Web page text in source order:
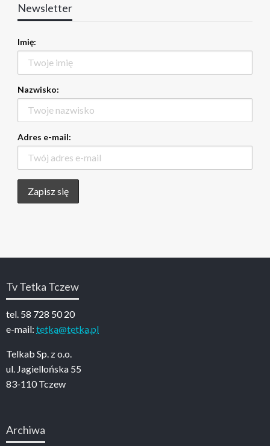
Newsletter
Imię:
Nazwisko:
Adres e-mail:
Tv Tetka Tczew
tel. 58 728 50 20
e-mail: tetka@tetka.pl
Telkab Sp. z o.o.
ul. Jagiellońska 55
83-110 Tczew
Archiwa